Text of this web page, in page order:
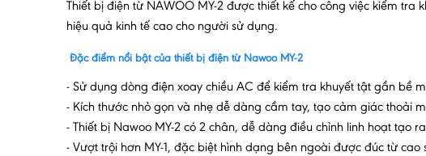
Thiết bị điện từ NAWOO MY-2 được thiết kế cho công việc kiểm
hiệu quả kinh tế cao cho người sử dụng.
Đặc điểm nổi bật của thiết bị điện từ Nawoo MY-2
- Sử dụng dòng điện xoay chiều AC để kiểm tra khuyết tật gần bề
- Kích thước nhỏ gọn và nhẹ dễ dàng cầm tay, tạo cảm giác thoải
- Thiết bị Nawoo MY-2 có 2 chân, dễ dàng điều chỉnh linh hoạt tạo
- Vượt trội hơn MY-1, đặc biệt hình dạng bên ngoài được đúc từ